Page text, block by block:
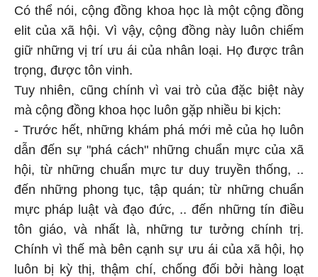
Có thể nói, cộng đồng khoa học là một cộng đồng
elit của xã hội. Vì vậy, cộng đồng này luôn chiếm
giữ những vị trí ưu ái của nhân loại. Họ được trân
trọng, được tôn vinh.
Tuy nhiên, cũng chính vì vai trò của đặc biệt này
mà cộng đồng khoa học luôn gặp nhiều bi kịch:
- Trước hết, những khám phá mới mẻ của họ luôn
dẫn đến sự "phá cách" những chuẩn mực của xã
hội, từ những chuẩn mực tư duy truyền thống, ..
đến những phong tục, tập quán; từ những chuẩn
mực pháp luật và đạo đức, .. đến những tín điều
tôn giáo, và nhất là, những tư tưởng chính trị.
Chính vì thế mà bên cạnh sự ưu ái của xã hội, họ
luôn bị kỳ thị, thậm chí, chống đối bởi hàng loạt